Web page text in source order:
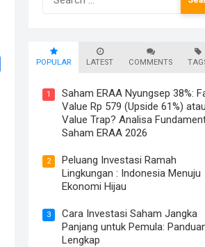
for:
POPULAR LATEST COMMENTS
1
Saham ERAA Nyungsep 38%:
Value Rp 579 (Upside 61%) atau
Value Trap? Analisa
Saham ERAA 2026
2
Peluang Investasi Ramah
Lingkungan : Indonesia Menuju
Ekonomi Hijau
3
Cara Investasi Saham Jangka
Panjang untuk Pemula:
Lengkap